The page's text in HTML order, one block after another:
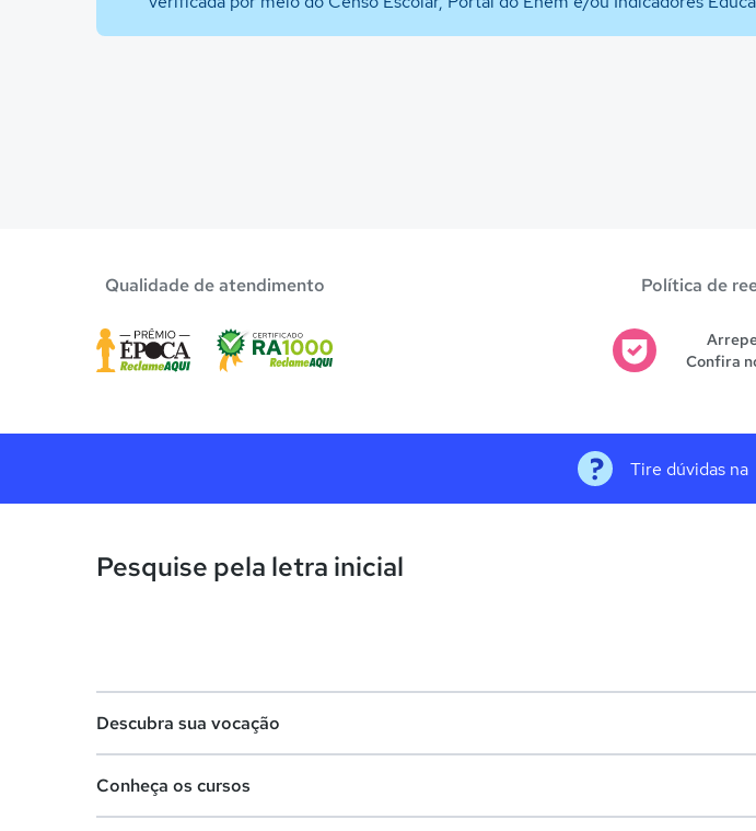
Qualidade de atendimento Política de
Confira
Tire dúvidas na
Pesquise pela letra inicial
Descubra sua vocação
Conheça os cursos